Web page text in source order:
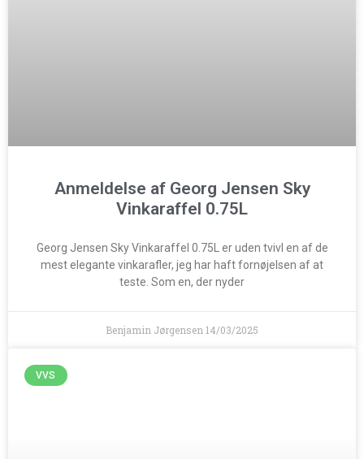
Anmeldelse af Georg Jensen Sky
Vinkaraffel 0.75L
Georg Jensen Sky Vinkaraffel 0.75L er uden tvivl en af de
mest elegante vinkarafler, jeg har haft fornøjelsen af at
teste. Som en, der nyder
Benjamin Jørgensen 14/03/2025
VVS